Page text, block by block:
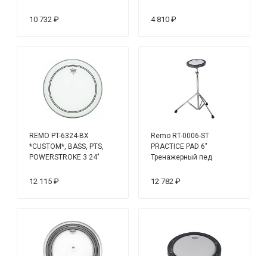
бас-барабана
10 732 ₽ 4 810 ₽
REMO PT-6324-BX
*CUSTOM*, BASS, PTS,
POWERSTROKE 3 24"
бас-барабана
12 115 ₽
Remo RT-0006-ST
PRACTICE PAD 6"
Тренажерный пед
12 782 ₽